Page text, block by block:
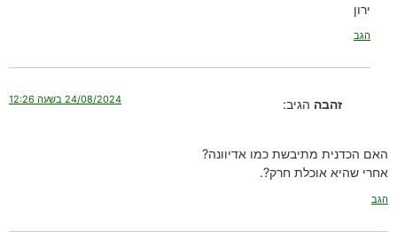
ירון
הגב
זהבה הגיב: 24/08/2024 בשעה 12:26
האם הכדנית מתיבשת כמו אדיוונה?
אחרי שהיא אוכלת חרק?.
הגב